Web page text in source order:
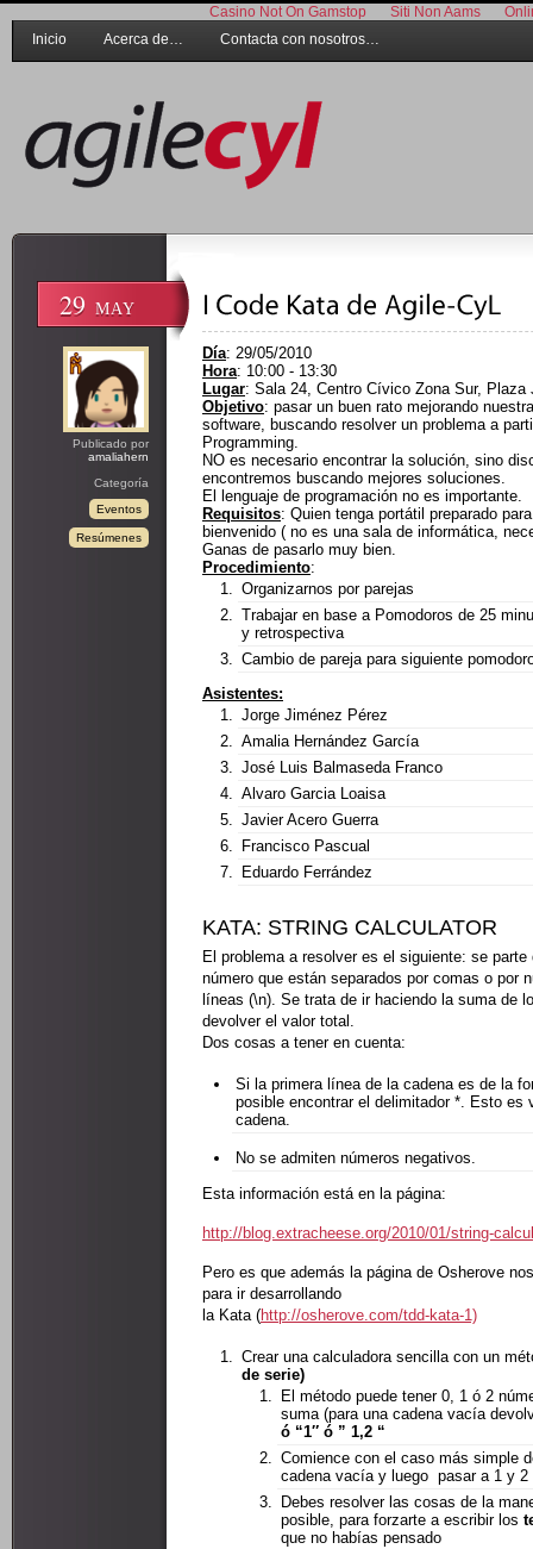
Casino Not On Gamstop Siti Non Aams
Inicio
Acerca de… Contacta con nosotros…
29 MAY
Publicado por
amaliahern
Categoría
Eventos
Resúmenes
Día: 29/05/2010
Hora: 10:00 - 13:30
Lugar: Sala 24, Centro Cívico Zona Sur, Plaza
Objetivo: pasar un buen rato mejorando
software, buscando resolver un problema a
Programming.
NO es necesario encontrar la solución, sino
encontremos buscando mejores soluciones.
El lenguaje de programación no es importante.
Requisitos: Quien tenga portátil preparado
bienvenido ( no es una sala de informática,
Ganas de pasarlo muy bien.
Procedimiento:
Organizarnos por parejas
Trabajar en base a Pomodoros de 25
y retrospectiva
Cambio de pareja para siguiente
Asistentes:
Jorge Jiménez Pérez
Amalia Hernández García
José Luis Balmaseda Franco
Alvaro Garcia Loaisa
Javier Acero Guerra
Francisco Pascual
Eduardo Ferrández
KATA: STRING CALCULATOR
El problema a resolver es el siguiente: se
número que están separados por comas o por
líneas (\n). Se trata de ir haciendo la suma de
devolver el valor total.
Dos cosas a tener en cuenta:
Si la primera línea de la cadena es de la
posible encontrar el delimitador *. Esto es
cadena.
No se admiten números negativos.
Esta información está en la página:
http://blog.extracheese.org/2010/01/string-
Pero es que además la página de Osherove
para ir desarrollando
la Kata (http://osherove.com/tdd-kata-1)
Crear una calculadora sencilla con un
de serie)
El método puede tener 0, 1 ó 2
suma (para una cadena vacía
ó “1″ ó ” 1,2 “
Comience con el caso más simple
cadena vacía y luego pasar a 1 y 2
Debes resolver las cosas de la
posible, para forzarte a escribir los
que no habías pensado